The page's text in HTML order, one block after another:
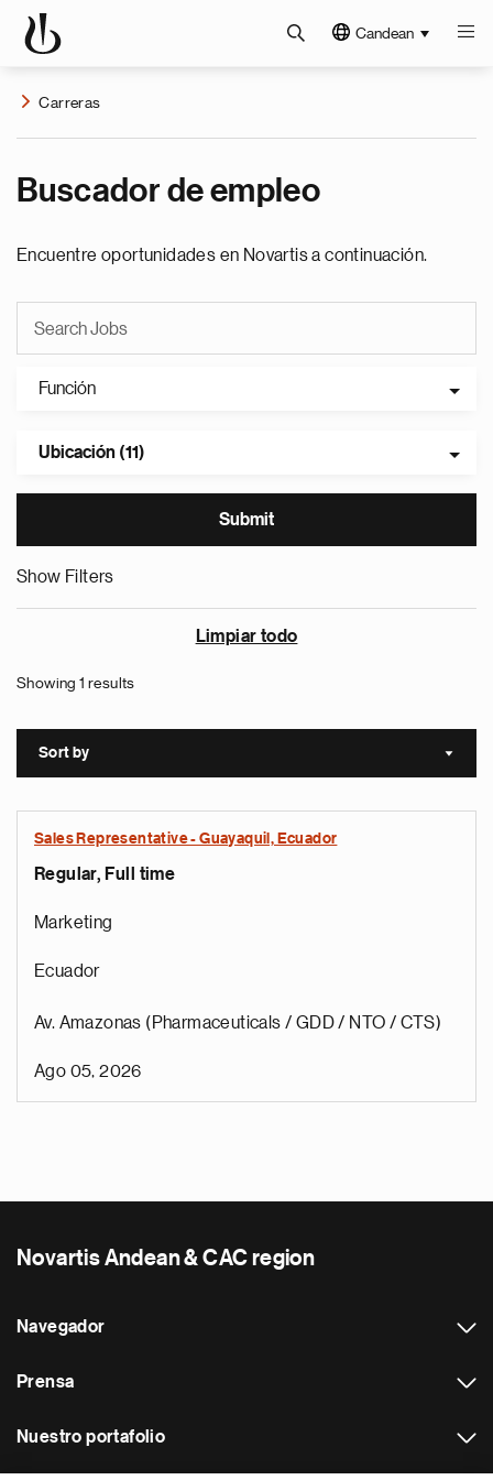
Candean
Carreras
Buscador de empleo
Encuentre oportunidades en Novartis a continuación.
Función
Ubicación (11)
Show Filters
Limpiar todo
Showing 1 results
Sort by Sort
Sales Representative - Guayaquil, Ecuador
Regular, Full time
Marketing
Ecuador
Av. Amazonas (Pharmaceuticals / GDD / NTO / CTS)
Ago 05, 2026
Novartis Andean & CAC region
Navegador
Prensa
Nuestro portafolio